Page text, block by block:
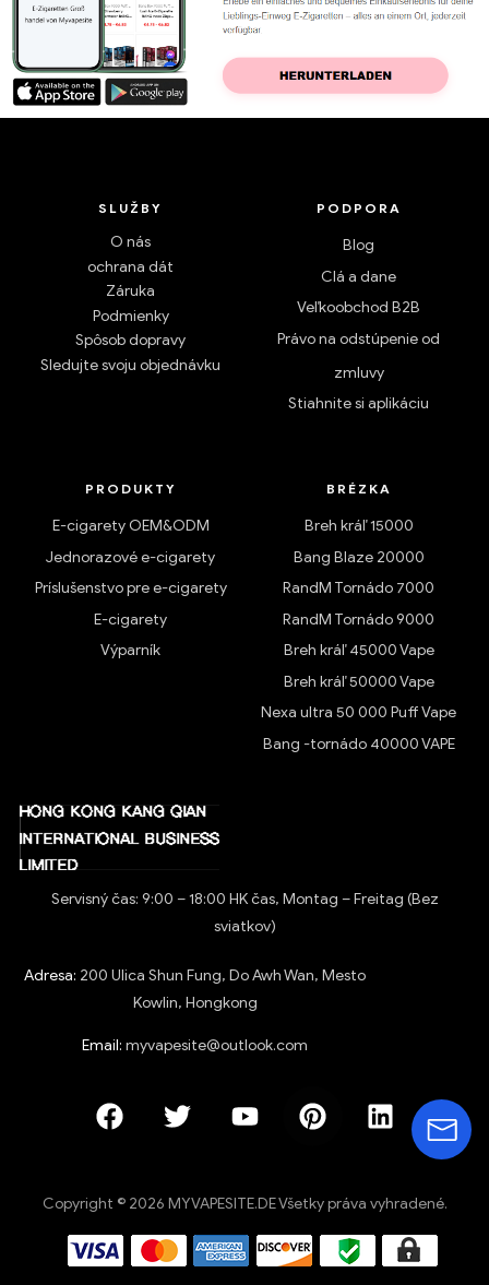
SLUŽBY
O nás
ochrana dát
Záruka
Podmienky
Spôsob dopravy
Sledujte svoju objednávku
PODPORA
Blog
Clá a dane
Veľkoobchod B2B
Právo na odstúpenie od
zmluvy
Stiahnite si aplikáciu
PRODUKTY
E-cigarety OEM&ODM
Jednorazové e-cigarety
Príslušenstvo pre e-cigarety
E-cigarety
Výparník
BRÉZKA
Breh kráľ 15000
Bang Blaze 20000
RandM Tornádo 7000
RandM Tornádo 9000
Breh kráľ 45000 Vape
Breh kráľ 50000 Vape
Nexa ultra 50 000 Puff Vape
Bang -tornádo 40000 VAPE
Servisný čas: 9:00 – 18:00 HK čas, Montag – Freitag (Bez
sviatkov)
Adresa: 200 Ulica Shun Fung, Do Awh Wan, Mesto
Kowlin, Hongkong
Email: myvapesite@outlook.com
Copyright © 2026 MYVAPESITE.DE Všetky práva vyhradené.